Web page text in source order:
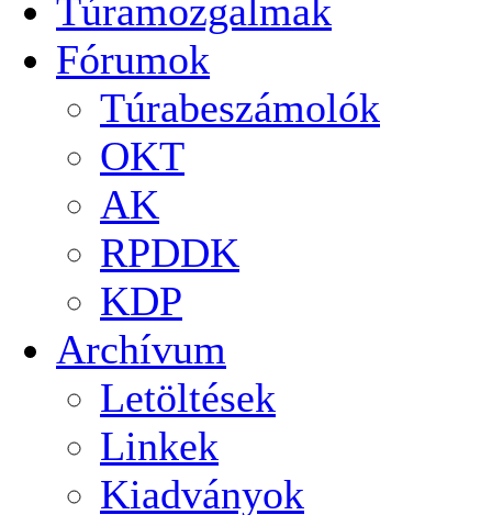
Túramozgalmak
Fórumok
Túrabeszámolók
OKT
AK
RPDDK
KDP
Archívum
Letöltések
Linkek
Kiadványok